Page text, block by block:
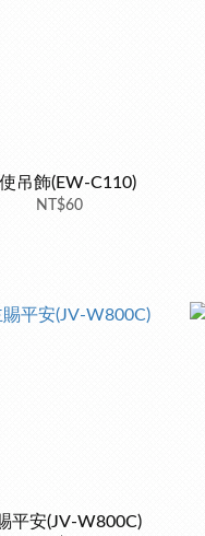
吊飾(EW-C110)
NT$60
平安(JV-W800C)